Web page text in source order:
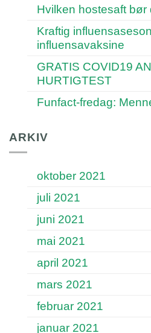
Hvilken hostesaft bør
Kraftig
influensavaksine
GRATIS COVID19
HURTIGTEST
Funfact-fredag:
ARKIV
oktober 2021
juli 2021
juni 2021
mai 2021
april 2021
mars 2021
februar 2021
januar 2021